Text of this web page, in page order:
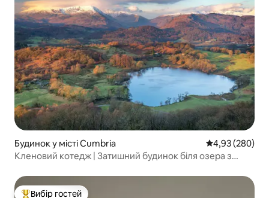
Будинок у місті Cumbria Середня
4,93 (280)
Кленовий котедж | Затишний будинок біля озера з
Вибір гостей